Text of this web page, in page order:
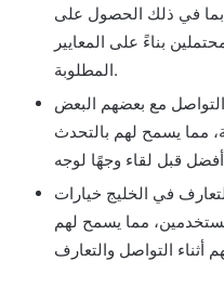
بما في ذلك الحصول على
بناءً على المعايير
المطلوبة.
مع بعضهم البعض
مما يسمح لهم بالتحدث
في الخليج خيارات
مما يسمح لهم